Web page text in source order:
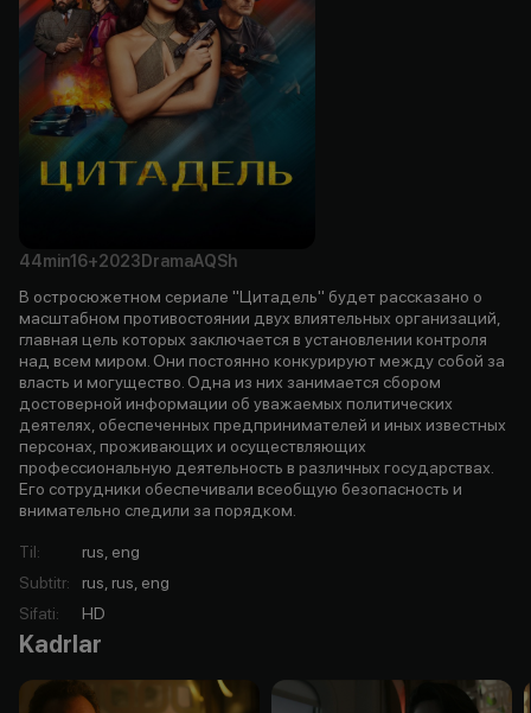
44min16+2023 DramaAQSh
В остросюжетном сериале "Цитадель" будет рассказано о
масштабном противостоянии двух влиятельных организаций,
главная цель которых заключается в установлении контроля
над всем миром. Они постоянно конкурируют между собой за
власть и могущество. Одна из них занимается сбором
достоверной информации об уважаемых политических
деятелях, обеспеченных предпринимателей и иных известных
персонах, проживающих и осуществляющих
профессиональную деятельность в различных государствах.
Его сотрудники обеспечивали всеобщую безопасность и
внимательно следили за порядком.
Til:
rus, eng
Subtitr:
rus, rus, eng
Sifati: HD
Kadrlar